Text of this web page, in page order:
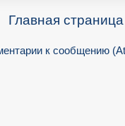
Главная страница
к сообщению